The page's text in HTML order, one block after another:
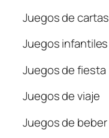
Juegos de cartas
Juegos infantiles
Juegos de fiesta
Juegos de viaje
Juegos de beber